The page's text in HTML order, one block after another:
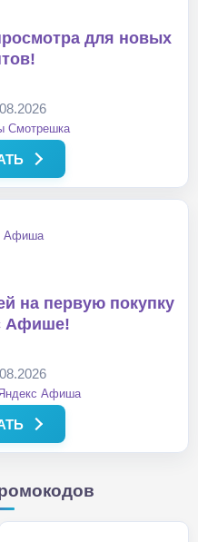
для новых
Смотрешка
на первую покупку
Афише!
Афиша